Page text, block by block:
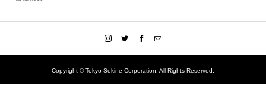
Copyright © Tokyo Sekine Corporation. All Rights Reserved.